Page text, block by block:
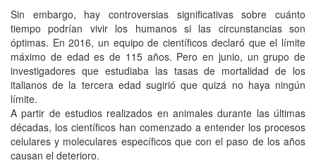
Sin embargo, hay controversias significativas sobre cuánto
tiempo podrían vivir los humanos si las circunstancias son
óptimas. En 2016, un equipo de científicos declaró que el límite
máximo de edad es de 115 años. Pero en junio, un grupo de
investigadores que estudiaba las tasas de mortalidad de los
italianos de la tercera edad sugirió que quizá no haya ningún
límite.
A partir de estudios realizados en animales durante las últimas
décadas, los científicos han comenzado a entender los procesos
celulares y moleculares específicos que con el paso de los años
causan el deterioro.